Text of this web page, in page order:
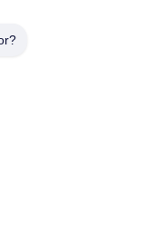
De Nous
La Qualité